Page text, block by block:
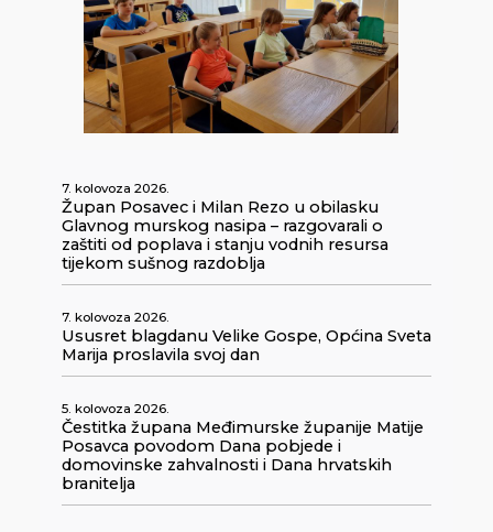
7. kolovoza 2026.
Župan Posavec i Milan Rezo u obilasku
Glavnog murskog nasipa – razgovarali o
zaštiti od poplava i stanju vodnih resursa
tijekom sušnog razdoblja
7. kolovoza 2026.
Ususret blagdanu Velike Gospe, Općina Sveta
Marija proslavila svoj dan
5. kolovoza 2026.
Čestitka župana Međimurske županije Matije
Posavca povodom Dana pobjede i
domovinske zahvalnosti i Dana hrvatskih
branitelja